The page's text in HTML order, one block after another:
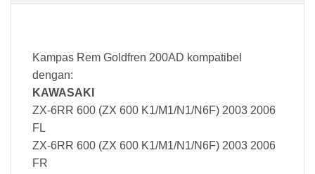
Kampas Rem Goldfren 200AD kompatibel
dengan:
KAWASAKI
ZX-6RR 600 (ZX 600 K1/M1/N1/N6F) 2003 2006
FL
ZX-6RR 600 (ZX 600 K1/M1/N1/N6F) 2003 2006
FR